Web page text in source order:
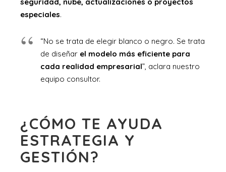
especiales.
“No se trata de elegir blanco o negro. Se trata
de diseñar el modelo más eficiente para
cada realidad empresarial”, aclara nuestro
equipo consultor.
¿CÓMO TE AYUDA
ESTRATEGIA Y
GESTIÓN?